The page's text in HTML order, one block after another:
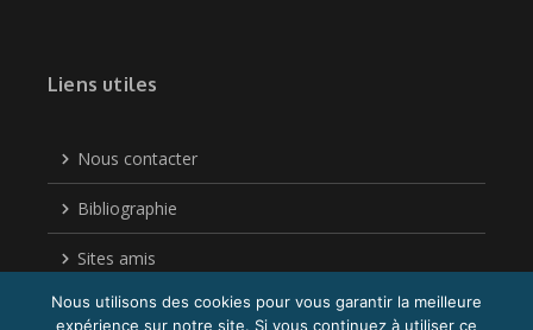
Liens utiles
Nous contacter
Bibliographie
Sites amis
Politique de confidentialité
Nous utilisons des cookies pour vous garantir la meilleure
expérience sur notre site. Si vous continuez à utiliser ce